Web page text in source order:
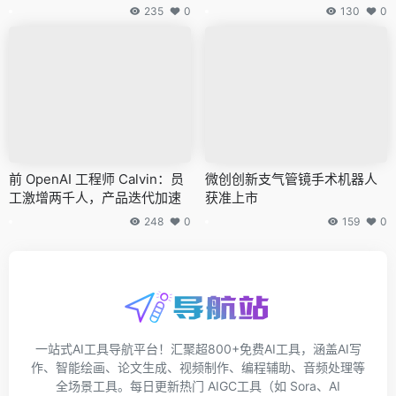
235 0 130 0
前 OpenAI 工程师 Calvin：员
工激增两千人，产品迭代加速
248 0
微创创新支气管镜手术机器人
获准上市
159 0
一站式AI工具导航平台！汇聚超800+免费AI工具，涵盖AI写
作、智能绘画、论文生成、视频制作、编程辅助、音频处理等
全场景工具。每日更新热门 AIGC工具（如 Sora、AI